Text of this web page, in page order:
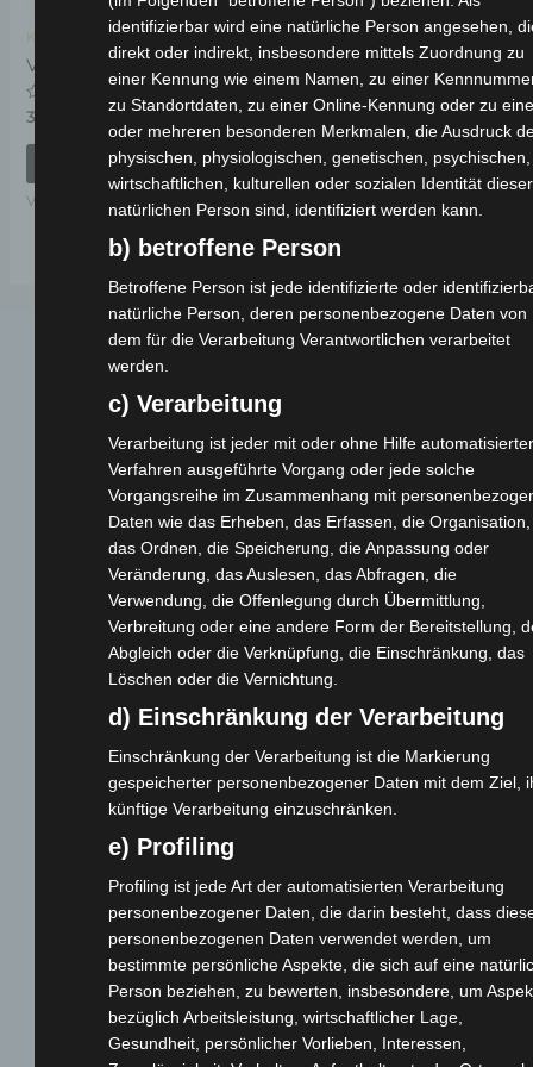
Kostenloser Versand
VSX LENKERSTANGE
Bewertet
0
39,00
IN DEN WARENKORB
VSX
Webseite
Cashback-Aktion
Händler werden
Home
Gemeinsam spenden
Kontakt
Reklamation einreichen
Über uns
Produktpalette
Elektro-Chopper
Elektro-Fahrräder
Elektro-Kabinenroller
Elektro-Klappräder
Elektro-Lastendreiräder
Elektro-Roller
identifizierbar wird eine natürliche Person angesehen,
direkt oder indirekt, insbesondere mittels Zuordnung zu
einer Kennung wie einem Namen, zu einer
zu Standortdaten, zu einer Online-Kennung oder zu
oder mehreren besonderen Merkmalen, die Ausdruck
physischen, physiologischen, genetischen, psychischen,
wirtschaftlichen, kulturellen oder sozialen Identität dieser
natürlichen Person sind, identifiziert werden kann.
b) betroffene Person
Betroffene Person ist jede identifizierte oder
natürliche Person, deren personenbezogene Daten von
dem für die Verarbeitung Verantwortlichen verarbeitet
werden.
c) Verarbeitung
Verarbeitung ist jeder mit oder ohne Hilfe automatisierter
Verfahren ausgeführte Vorgang oder jede solche
Vorgangsreihe im Zusammenhang mit
Daten wie das Erheben, das Erfassen, die Organisation,
das Ordnen, die Speicherung, die Anpassung oder
Veränderung, das Auslesen, das Abfragen, die
Verwendung, die Offenlegung durch Übermittlung,
Verbreitung oder eine andere Form der Bereitstellung,
Abgleich oder die Verknüpfung, die Einschränkung, das
Löschen oder die Vernichtung.
d) Einschränkung der Verarbeitung
Einschränkung der Verarbeitung ist die Markierung
gespeicherter personenbezogener Daten mit dem Ziel,
künftige Verarbeitung einzuschränken.
e) Profiling
Profiling ist jede Art der automatisierten Verarbeitung
personenbezogener Daten, die darin besteht, dass
personenbezogenen Daten verwendet werden, um
bestimmte persönliche Aspekte, die sich auf eine
Person beziehen, zu bewerten, insbesondere, um
bezüglich Arbeitsleistung, wirtschaftlicher Lage,
Gesundheit, persönlicher Vorlieben, Interessen,